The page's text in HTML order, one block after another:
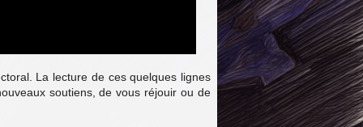
La lecture de ces quelques lignes
soutiens, de vous réjouir ou de